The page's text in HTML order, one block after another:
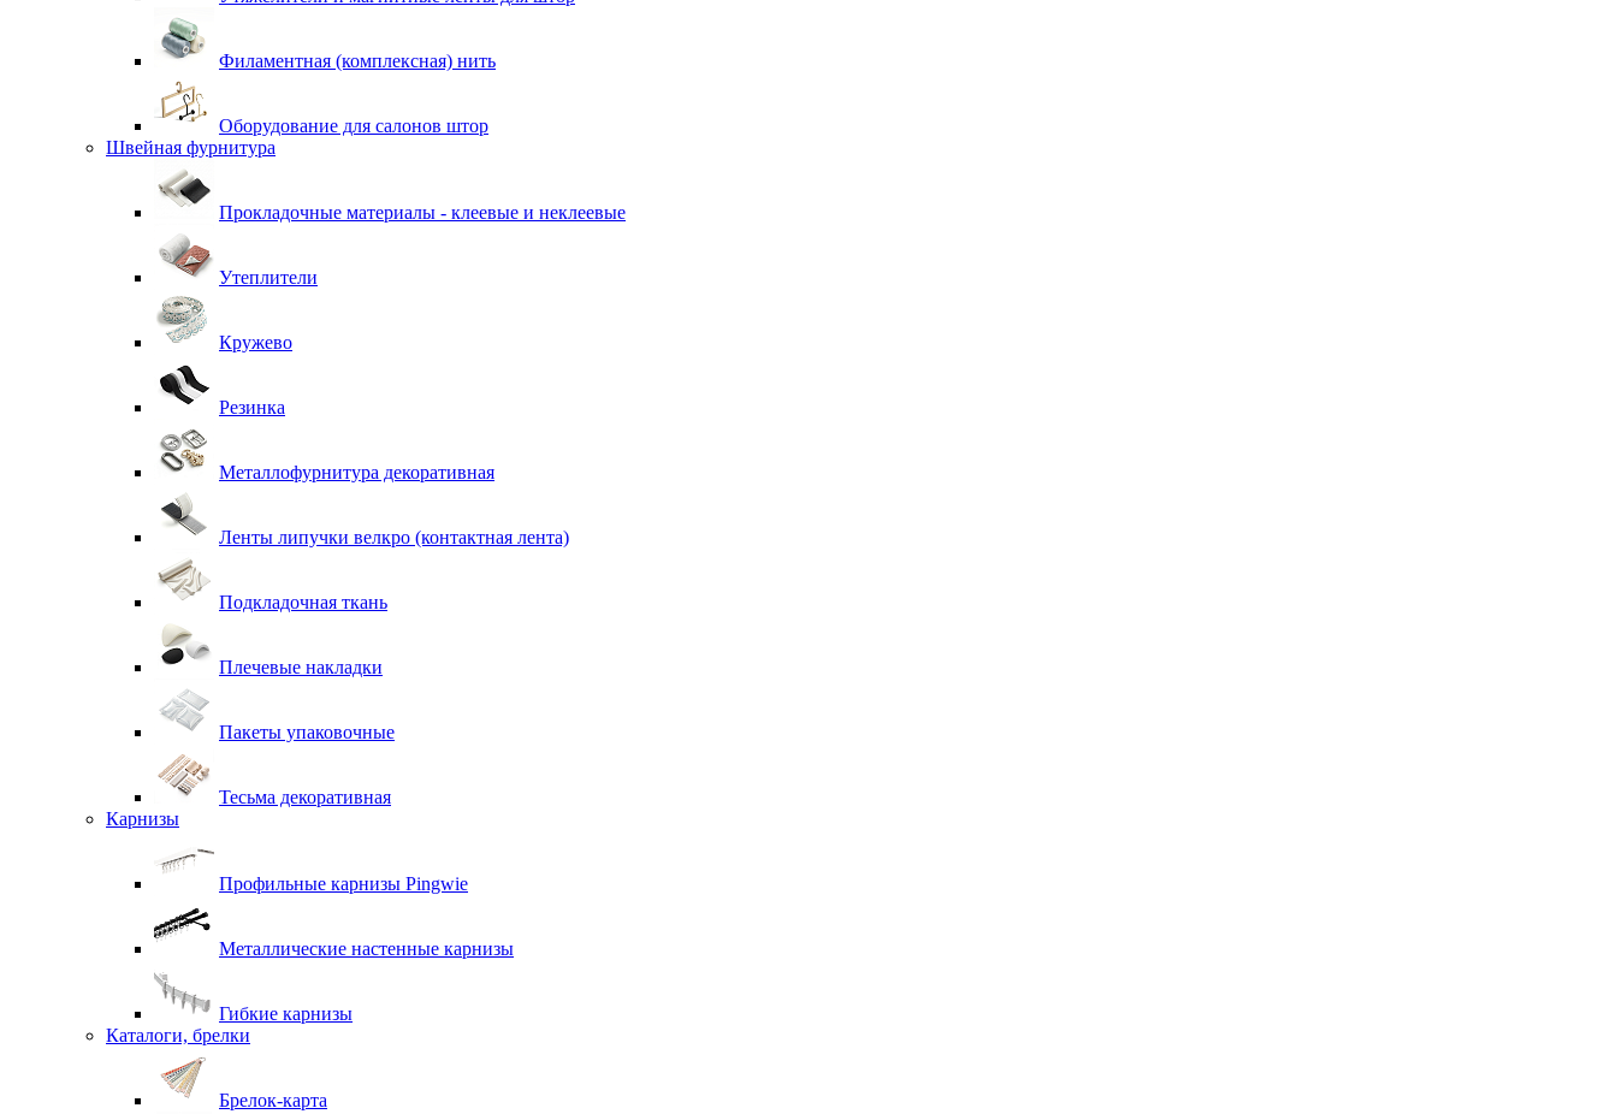
Филаментная (комплексная) нить
Оборудование для салонов штор
Швейная фурнитура
Прокладочные материалы - клеевые и неклеевые
Утеплители
Кружево
Резинка
Металлофурнитура декоративная
Ленты липучки велкро (контактная лента)
Подкладочная ткань
Плечевые накладки
Пакеты упаковочные
Тесьма декоративная
Карнизы
Профильные карнизы Pingwie
Металлические настенные карнизы
Гибкие карнизы
Каталоги, брелки
Брелок-карта